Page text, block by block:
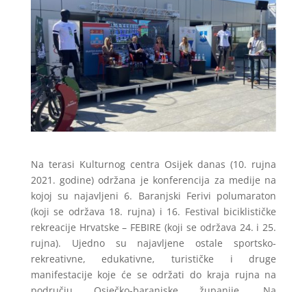
Na terasi Kulturnog centra Osijek danas (10. rujna
2021. godine) održana je konferencija za medije na
kojoj su najavljeni 6. Baranjski Ferivi polumaraton
(koji se održava 18. rujna) i 16. Festival biciklističke
rekreacije Hrvatske – FEBIRE (koji se održava 24. i 25.
rujna). Ujedno su najavljene ostale sportsko-
rekreativne, edukativne, turističke i druge
manifestacije koje će se održati do kraja rujna na